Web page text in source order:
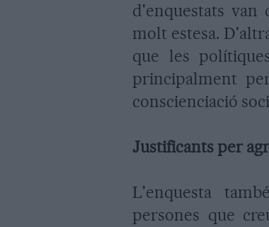
d'enquestats van
molt estesa.
que les
principalment
conscienciació
Justificants per
L'enquesta
persones que